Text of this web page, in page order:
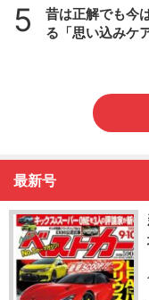
5
昔は正解でも今
る「思い込みケ
最新号